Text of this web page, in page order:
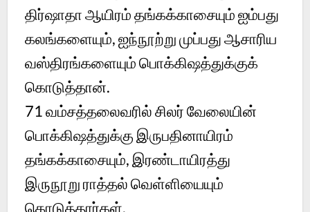
திர்ஷாதா ஆயிரம் தங்கக்காசையும் ஐம்பது
கலங்களையும், ஐந்நூற்று முப்பது ஆசாரிய
வஸ்திரங்களையும் பொக்கிஷத்துக்குக்
கொடுத்தான்.
71 வம்சத்தலைவரில் சிலர் வேலையின்
பொக்கிஷத்துக்கு இருபதினாயிரம்
தங்கக்காசையும், இரண்டாயிரத்து
இருநூறு ராத்தல் வெள்ளியையும்
கொடுத்தார்கள்.